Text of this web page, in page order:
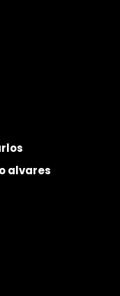
alvares